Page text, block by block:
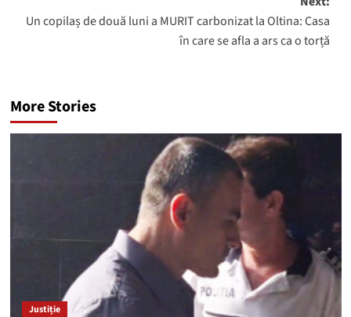
Un copilaș de două luni a MURIT carbonizat la Oltina: Casa
în care se afla a ars ca o torță
More Stories
Justiție